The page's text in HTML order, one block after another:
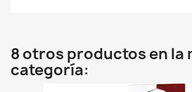
8 otros productos en la
categoría: